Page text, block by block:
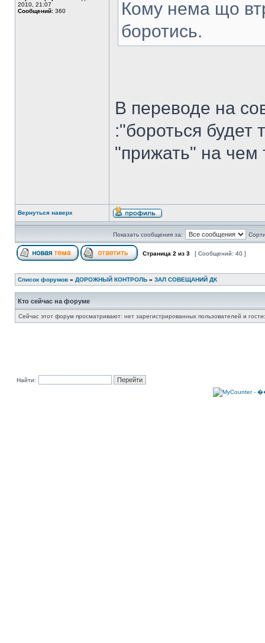
2010, 21:07
Сообщений: 360
Кому нема що
боротись.
В переводе на
:"бороться
"прижать" на чем
Вернуться наверх
Показать сообщения за:
Страница 2 из 3 [ Сообщений: 40 ]
Список форумов » ДОРОЖНЫЙ КОНТРОЛЬ » ЗАЛ СОВЕЩАНИЙ ДК
Кто сейчас на форуме
Сейчас этот форум просматривают: нет зарегистрированных пользователей и
Найти: